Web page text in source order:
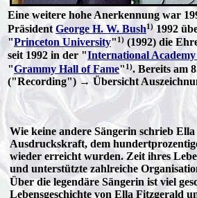
Eine weitere hohe Anerkennung war
Präsident George H. W. Bush1) 1992
"Princeton University" 1) (1992) die
seit 1992 in der "International
"Grammy Hall of Fame"1). Bereits am
("Recording") → Übersicht
Wie keine andere Sängerin schrieb
Ausdruckskraft, dem
wieder erreicht wurden. Zeit ihres
und unterstützte zahlreiche
Über die legendäre Sängerin ist viel
Lebensgeschichte von Ella Fitzgerald